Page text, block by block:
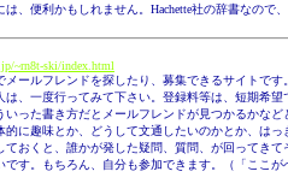
、便利かもしれません。Hachette社の辞書なので
~rn8t-ski/index.html
メールフレンドを探したり、募集できるサイトで
、一度行ってみて下さい。登録料等は、短期希
った書き方だとメールフレンドが見つかるかな
的に趣味とか、どうして文通したいのかとか、は
おくと、誰かが発した疑問、質問、が回ってき
す。もちろん、自分も参加できます。（「ここ